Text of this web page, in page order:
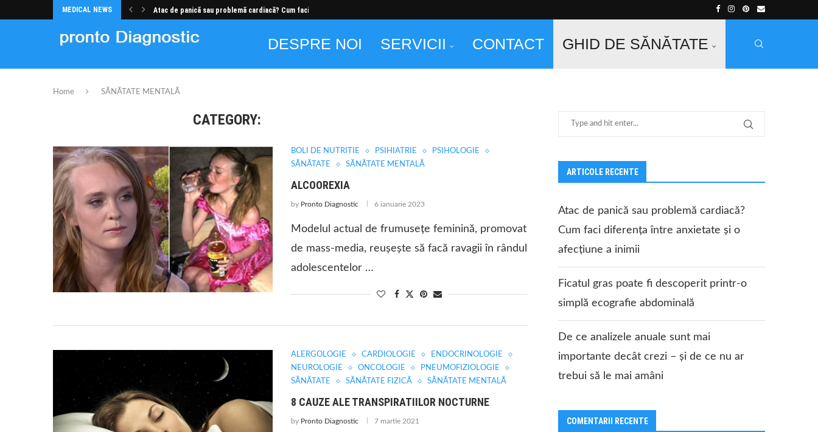
MEDICAL NEWS Atac de panică sau problemă cardiacă? Cum faci...
DESPRE NOI SERVICII CONTACT GHID DE SĂNĂTATE
Home SĂNĂTATE MENTALĂ
CATEGORY:
BOLI DE NUTRITIE PSIHIATRIE
PSIHOLOGIE
SĂNĂTATE
SĂNĂTATE MENTALĂ
ALCOOREXIA
by Pronto Diagnostic 6 ianuarie 2023
Modelul actual de frumusețe feminină, promovat
de mass-media, reușește să facă ravagii în rândul
adolescentelor …
ALERGOLOGIE CARDIOLOGIE
ENDOCRINOLOGIE
NEUROLOGIE
ONCOLOGIE
PNEUMOFIZIOLOGIE
SĂNĂTATE
SĂNĂTATE FIZICĂ SĂNĂTATE MENTALĂ
8 CAUZE ALE TRANSPIRATIILOR NOCTURNE
by Pronto Diagnostic 7 martie 2021
ARTICOLE RECENTE
Atac de panică sau problemă cardiacă?
Cum faci diferența între anxietate și o
afecțiune a inimii
Ficatul gras poate fi descoperit printr-o
simplă ecografie abdominală
De ce analizele anuale sunt mai
importante decât crezi – și de ce nu ar
trebui să le mai amâni
COMENTARII RECENTE